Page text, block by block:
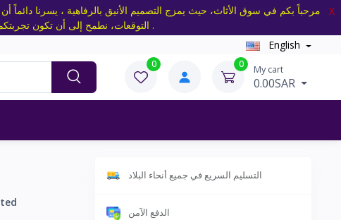
مرحباً بكم في سوق الأثاث، حيث يمزج التصميم الأنيق بالرفاهية ، يسرنا دائماً
التوقعات، نطمح إلى أن تكون تجربتكم ممتعة ومريحة، ونعتبر اختياركم لسوق الأثاث تكريماً لنا، نحن هنا لتلبية جميع احتياجاتكم بمهنية واحترافية .
X
English
0 0 My cart
0.00SAR
التسليم السريع في جميع أنحاء البلاد
الدفع الآمن